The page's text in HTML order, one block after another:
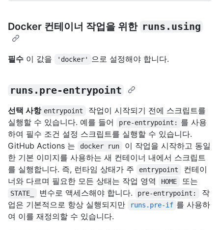
Docker 컨테이너 작업을 위한 runs.using
필수 이 값을 'docker' 으로 설정해야 합니다.
runs.pre-entrypoint
선택 사항 entrypoint
작업이 시작되기 전에 스크립트를
실행할 수 있습니다. 예를 들어
pre-entrypoint:
를 사용
하여 필수 조건 설정 스크립트를 실행할 수 있습니다.
GitHub Actions 는
docker run
이 작업을 시작하고 동일
한 기본 이미지를 사용하는 새 컨테이너 내에서 스크립트
를 실행합니다. 즉, 런타임 상태가 주
entrypoint
컨테이
너와 다르며 필요한 모든 상태는 작업 영역
HOME 또는
STATE_ 변수로 액세스해야 합니다. pre-entrypoint:
작
업은 기본적으로 항상 실행되지만
runs.pre-if 를 사용하
여 이를 재정의할 수 있습니다.